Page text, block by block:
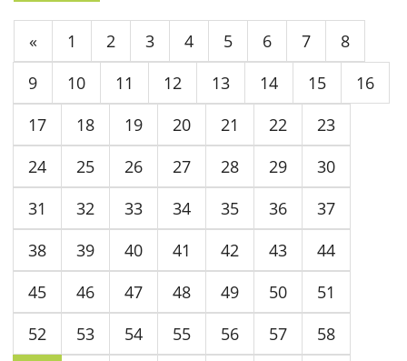
« 1 2 3 4 5 6 7
8
9
10 11 12 13 14 15
16
17
18 19 20 21 22
23
24
25 26 27 28 29
30
31
32 33 34 35 36
37
38
39 40 41 42 43
44
45
46 47 48 49 50
51
52
53 54 55 56 57
58